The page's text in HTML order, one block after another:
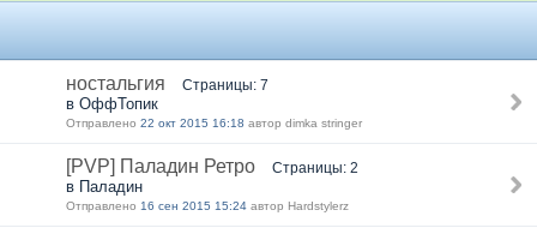
ностальгия Страницы: 7
в ОффТопик
Отправлено 22 окт 2015 16:18 автор dimka stringer
[PVP] Паладин Ретро Страницы: 2
в Паладин
Отправлено 16 сен 2015 15:24 автор Hardstylerz